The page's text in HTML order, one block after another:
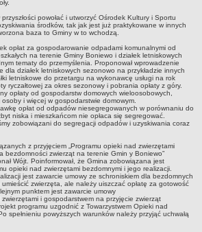
Problemów Społecznych
do świadczenia usług integracji społecznej
usługi integracji społecznej w 2009
powołać i utworzyć Ośrodek Kultury i Sportu
środków, tak jak jest już praktykowane w innych
baza to Gminy w to wchodzą.
opłat za gospodarowanie odpadami komunalnymi od
na terenie Gminy Boniewo i działek letniskowych
tematy do przemyślenia. Proponował wprowadzenie
dla działek letniskowych sezonowo na przykładzie innych
letniskowe do przetargu na wykonawcę usługi na rok
ryczałtowej za okres sezonowy i pobrania opłaty z góry.
opłaty od gospodarstw domowych wieloosobowych,
i więcej w gospodarstwie domowym.
opłat od odpadów niesegregowanych w porównaniu do
niska i mieszkańcom nie opłaca się segregować.
zobowiązani do segregacji odpadów i uzyskiwania coraz
z przyjęciem „Programu opieki nad zwierzętami
bezdomności zwierząt na terenie Gmin y Boniewo”
Wójt. Poinformował, że Gmina zobowiązana jest
opieki nad zwierzętami bezdomnymi i jego realizacji.
jest zawarcie umowy ze schroniskiem dla bezdomnych
zwierzęta, ale należy uiszczać opłatę za gotowość
punktem jest zawarcie umowy
i gospodarstwem na przyjęcie zwierząt
programu uzgodnić z Towarzystwem Opieki nad
spełnieniu powyższych warunków należy przyjąć uchwałą